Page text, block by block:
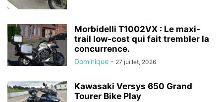
Morbidelli T1002VX : Le maxi-
trail low-cost qui fait trembler la
concurrence.
Dominique - 27 juillet, 2026
Kawasaki Versys 650 Grand
Tourer Bike Play